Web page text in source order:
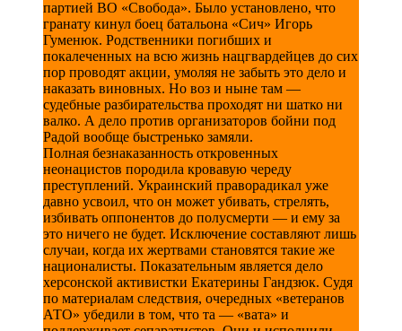
партией ВО «Свобода». Было установлено, что
гранату кинул боец батальона «Сич» Игорь
Гуменюк. Родственники погибших и
покалеченных на всю жизнь нацгвардейцев до сих
пор проводят акции, умоляя не забыть это дело и
наказать виновных. Но воз и ныне там —
судебные разбирательства проходят ни шатко ни
валко. А дело против организаторов бойни под
Радой вообще быстренько замяли.
Полная безнаказанность откровенных
неонацистов породила кровавую череду
преступлений. Украинский праворадикал уже
давно усвоил, что он может убивать, стрелять,
избивать оппонентов до полусмерти — и ему за
это ничего не будет. Исключение составляют лишь
случаи, когда их жертвами становятся такие же
националисты. Показательным является дело
херсонской активистки Екатерины Гандзюк. Судя
по материалам следствия, очередных «ветеранов
АТО» убедили в том, что та — «вата» и